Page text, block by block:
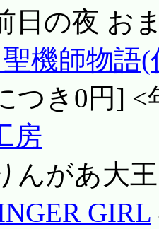
日の夜 お
機師物語(
つき0円] <
房
んがあ大
GIRL